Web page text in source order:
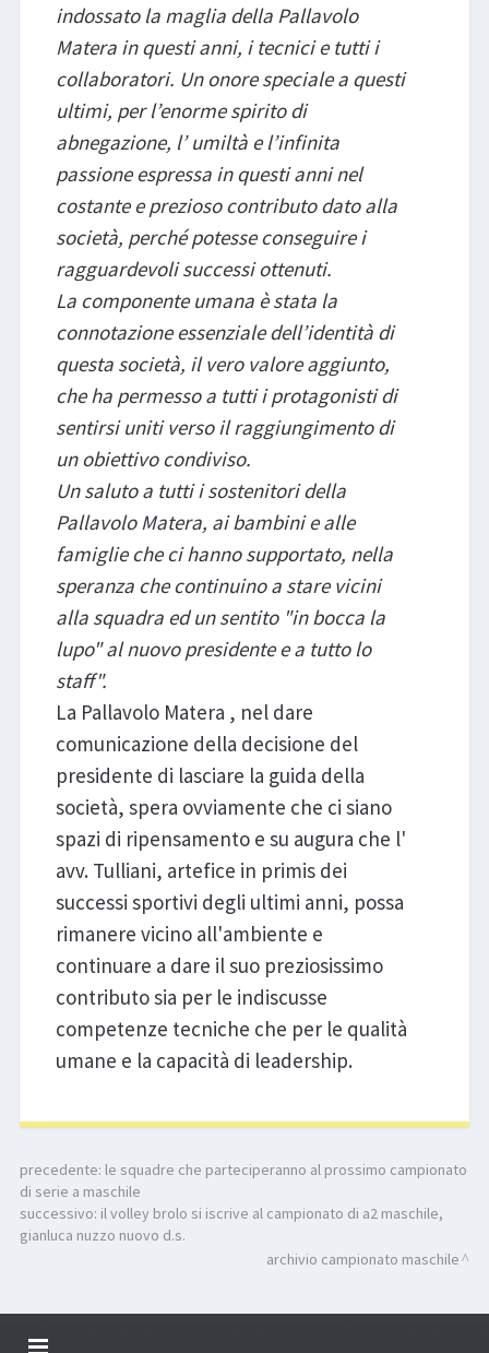
indossato la maglia della Pallavolo
Matera in questi anni, i tecnici e tutti i
collaboratori. Un onore speciale a questi
ultimi, per l’enorme spirito di
abnegazione, l’ umiltà e l’infinita
passione espressa in questi anni nel
costante e prezioso contributo dato alla
società, perché potesse conseguire i
ragguardevoli successi ottenuti.
La componente umana è stata la
connotazione essenziale dell’identità di
questa società, il vero valore aggiunto,
che ha permesso a tutti i protagonisti di
sentirsi uniti verso il raggiungimento di
un obiettivo condiviso.
Un saluto a tutti i sostenitori della
Pallavolo Matera, ai bambini e alle
famiglie che ci hanno supportato, nella
speranza che continuino a stare vicini
alla squadra ed un sentito "in bocca la
lupo" al nuovo presidente e a tutto lo
staff".
La Pallavolo Matera , nel dare
comunicazione della decisione del
presidente di lasciare la guida della
società, spera ovviamente che ci siano
spazi di ripensamento e su augura che l'
avv. Tulliani, artefice in primis dei
successi sportivi degli ultimi anni, possa
rimanere vicino all'ambiente e
continuare a dare il suo preziosissimo
contributo sia per le indiscusse
competenze tecniche che per le qualità
umane e la capacità di leadership.
precedente: le squadre che parteciperanno al prossimo campionato
di serie a maschile
successivo: il volley brolo si iscrive al campionato di a2 maschile,
gianluca nuzzo nuovo d.s.
archivio campionato maschile